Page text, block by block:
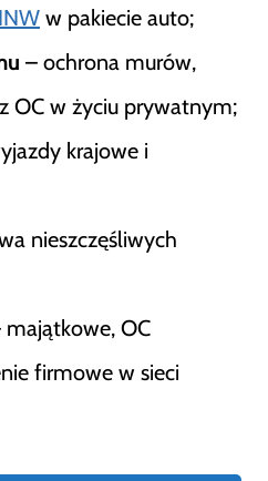
w pakiecie auto;
– ochrona murów,
OC w życiu prywatnym;
krajowe i
nieszczęśliwych
majątkowe, OC
firmowe w sieci